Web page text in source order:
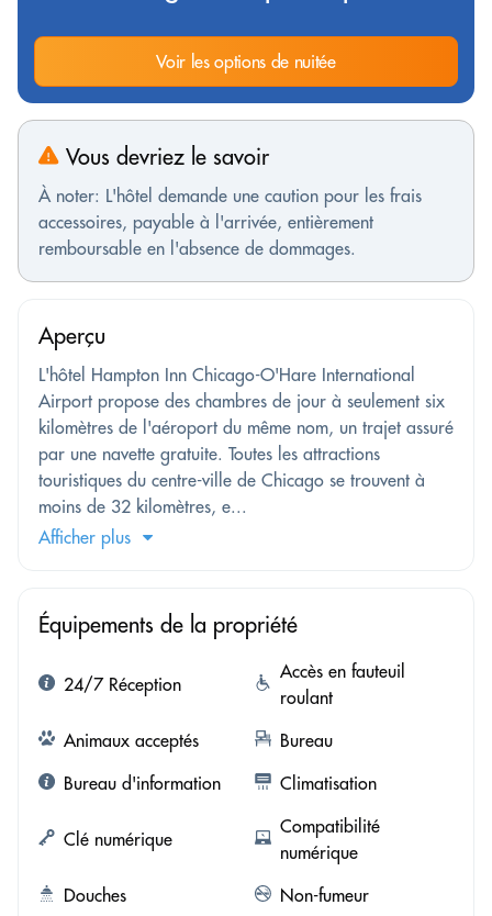
Voir les options de nuitée
Vous devriez le savoir
À noter: L'hôtel demande une caution pour les frais
accessoires, payable à l'arrivée, entièrement
remboursable en l'absence de dommages.
Aperçu
L'hôtel Hampton Inn Chicago-O'Hare International
Airport propose des chambres de jour à seulement six
kilomètres de l'aéroport du même nom, un trajet assuré
par une navette gratuite. Toutes les attractions
touristiques du centre-ville de Chicago se trouvent à
moins de 32 kilomètres, e...
Afficher plus
Équipements de la propriété
24/7 Réception
Accès en fauteuil
roulant
Animaux acceptés
Bureau
Bureau d'information
Climatisation
Clé numérique
Compatibilité
numérique
Douches
Non-fumeur